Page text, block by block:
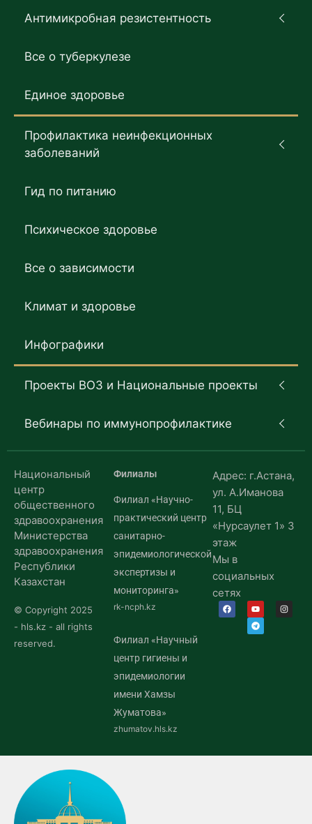
Антимикробная резистентность
Все о туберкулезе
Единое здоровье
Профилактика неинфекционных
заболеваний
Гид по питанию
Психическое здоровье
Все о зависимости
Климат и здоровье
Инфографики
Проекты ВОЗ и Национальные проекты
Вебинары по иммунопрофилактике
Национальный
центр
общественного
здравоохранения
Министерства
здравоохранения
Республики
Казахстан
© Copyright 2025
- hls.kz - all rights
reserved.
Филиалы
Филиал «Научно-
практический центр
санитарно-
эпидемиологической
экспертизы и
мониторинга»
rk-ncph.kz
Филиал «Научный
центр гигиены и
эпидемиологии
имени Хамзы
Жуматова»
zhumatov.hls.kz
Адрес: г.Астана,
ул. А.Иманова
11, БЦ
«Нурсаулет 1» 3
этаж
Мы в
социальных
сетях